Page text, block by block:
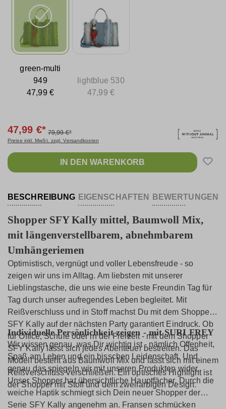
BESCHREIBUNG EIGENSCHAFTEN BEWERTUNGEN
Shopper SFY Kally mittel, Baumwoll Mix,
mit längenverstellbarem, abnehmbarem
Umhängeriemen
Optimistisch, vergnügt und voller Lebensfreude - so
zeigen wir uns im Alltag. Am liebsten mit unserer
Lieblingstasche, die uns wie eine beste Freundin Tag für
Tag durch unser aufregendes Leben begleitet. Mit
Reißverschluss und in Stoff machst Du mit dem Shopper
SFY Kally auf der nächsten Party garantiert Eindruck. Ob
für Office, Schule oder in der Freizeit - mit dem Shopper
SFY Kally lässt sich jedes Abenteuer bestreiten. Das
Modell besteht aus Baumwoll Mix und lässt sich mit einem
Reißverschluss verschließen. Ein optisches Highlight ist
der Shopper mit Stoff und dem zweifarbigen Design.
Individuelle Persönlichkeit zeigen - mit SURI FREY
Wir wissen genau, was Dir wichtig ist - nämlich Offenheit,
Spaß am Leben und ein bisschen Leidenschaft. Und
genau das spiegeln wir mit unseren Produkten wider.
Unser Shopper hat übersichtliche Hauptfächer. Durch die
weiche Haptik schmiegt sich Dein neuer Shopper der
Serie SFY Kally angenehm an. Fransen schmücken
green-multi
949
47,99 €
lightblue 530
47,99 €
47,99 €* 79,99 €*
Preise inkl. MwSt. zzgl. Versandkosten
IN DEN WARENKORB